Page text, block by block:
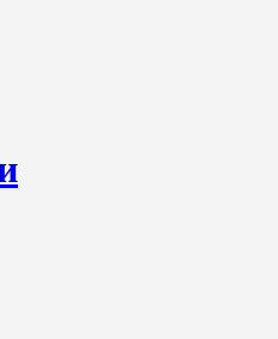
происходящем «в верхах» и